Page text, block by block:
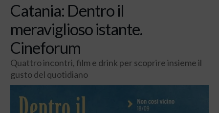
Catania: Dentro il
meraviglioso istante.
Cineforum
Quattro incontri, film e drink per scoprire insieme il
gusto del quotidiano